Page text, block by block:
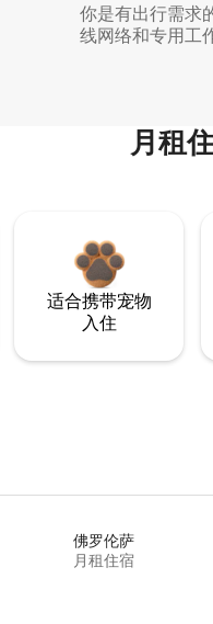
你是有出行需求
线网络和专用工
月租
适合携带宠物
入住
佛罗伦萨
月租住宿